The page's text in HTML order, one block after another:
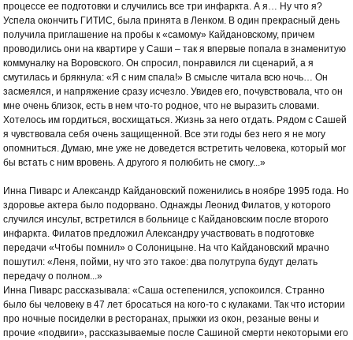
процессе ее подготовки и случились все три инфаркта. А я… Ну что я?
Успела окончить ГИТИС, была принята в Ленком. В один прекрасный день
получила приглашение на пробы к «самому» Кайдановскому, причем
проводились они на квартире у Саши – так я впервые попала в знаменитую
коммуналку на Воровского. Он спросил, понравился ли сценарий, а я
смутилась и брякнула: «Я с ним спала!» В смысле читала всю ночь… Он
засмеялся, и напряжение сразу исчезло. Увидев его, почувствовала, что он
мне очень близок, есть в нем что-то родное, что не выразить словами.
Хотелось им гордиться, восхищаться. Жизнь за него отдать. Рядом с Сашей
я чувствовала себя очень защищенной. Все эти годы без него я не могу
опомниться. Думаю, мне уже не доведется встретить человека, который мог
бы встать с ним вровень. А другого я полюбить не смогу...»
Инна Пиварс и Александр Кайдановский поженились в ноябре 1995 года. Но
здоровье актера было подорвано. Однажды Леонид Филатов, у которого
случился инсульт, встретился в больнице с Кайдановским после второго
инфаркта. Филатов предложил Александру участвовать в подготовке
передачи «Чтобы помнил» о Солоницыне. На что Кайдановский мрачно
пошутил: «Леня, пойми, ну что это такое: два полутрупа будут делать
передачу о полном...»
Инна Пиварс рассказывала: «Саша остепенился, успокоился. Странно
было бы человеку в 47 лет бросаться на кого-то с кулаками. Так что истории
про ночные посиделки в ресторанах, прыжки из окон, резаные вены и
прочие «подвиги», рассказываемые после Сашиной смерти некоторыми его